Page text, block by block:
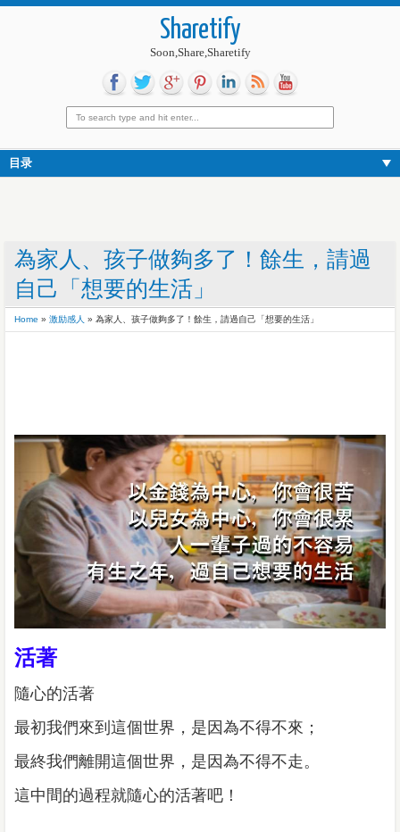
Sharetify
Soon,Share,Sharetify
目录
為家人、孩子做夠多了！餘生，請過
自己「想要的生活」
Home » 激励感人 » 為家人、孩子做夠多了！餘生，請過自己「想要的生活」
活著
隨心的活著
最初我們來到這個世界，是因為不得不來；
最終我們離開這個世界，是因為不得不走。
這中間的過程就隨心的活著吧！